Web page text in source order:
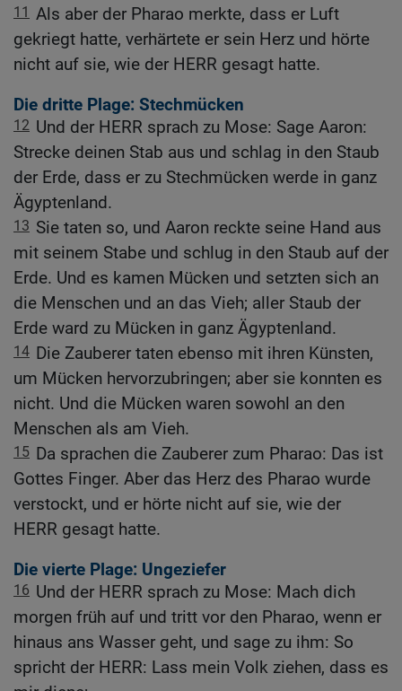
11 Als aber der Pharao merkte, dass er Luft
gekriegt hatte, verhärtete er sein Herz und hörte
nicht auf sie, wie der HERR gesagt hatte.
Die dritte Plage: Stechmücken
12 Und der HERR sprach zu Mose: Sage Aaron:
Strecke deinen Stab aus und schlag in den Staub
der Erde, dass er zu Stechmücken werde in ganz
Ägyptenland.
13 Sie taten so, und Aaron reckte seine Hand aus
mit seinem Stabe und schlug in den Staub auf der
Erde. Und es kamen Mücken und setzten sich an
die Menschen und an das Vieh; aller Staub der
Erde ward zu Mücken in ganz Ägyptenland.
14 Die Zauberer taten ebenso mit ihren Künsten,
um Mücken hervorzubringen; aber sie konnten es
nicht. Und die Mücken waren sowohl an den
Menschen als am Vieh.
15 Da sprachen die Zauberer zum Pharao: Das ist
Gottes Finger. Aber das Herz des Pharao wurde
verstockt, und er hörte nicht auf sie, wie der
HERR gesagt hatte.
Die vierte Plage: Ungeziefer
16 Und der HERR sprach zu Mose: Mach dich
morgen früh auf und tritt vor den Pharao, wenn er
hinaus ans Wasser geht, und sage zu ihm: So
spricht der HERR: Lass mein Volk ziehen, dass es